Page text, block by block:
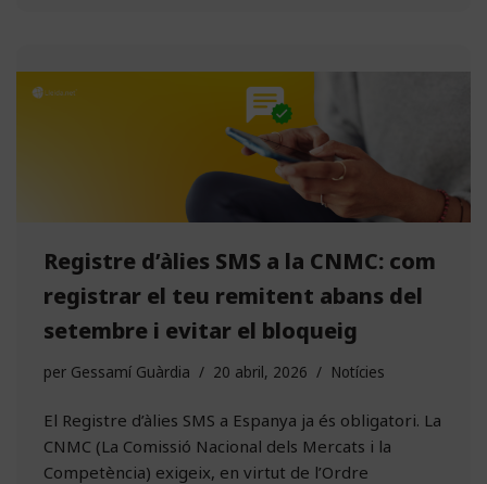
Registre d’àlies SMS a la CNMC: com
registrar el teu remitent abans del
setembre i evitar el bloqueig
per Gessamí Guàrdia 20 abril, 2026 Notícies
El Registre d’àlies SMS a Espanya ja és obligatori. La
CNMC (La Comissió Nacional dels Mercats i la
Competència) exigeix, en virtut de l’Ordre